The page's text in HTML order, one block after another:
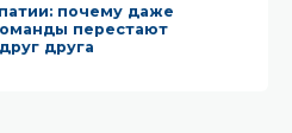
почему даже
перестают
друга